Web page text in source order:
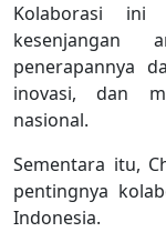
Kolaborasi ini
kesenjangan
penerapannya
inovasi, dan
nasional.
Sementara itu,
pentingnya
Indonesia.